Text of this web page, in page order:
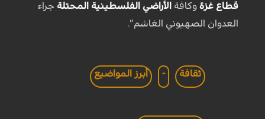
قطاع غزةوكافة الأراضي الفلسطينية المحتلة جراء
العدوان الصهيوني الغاشم”.
ثقافة - أبرز المواضيع